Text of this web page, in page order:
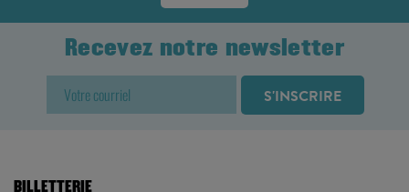
Recevez notre newsletter
BILLETTERIE